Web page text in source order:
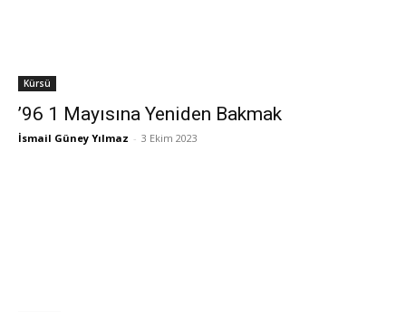
Kürsü
’96 1 Mayısına Yeniden Bakmak
İsmail Güney Yılmaz - 3 Ekim 2023